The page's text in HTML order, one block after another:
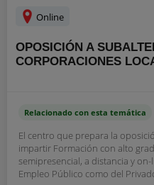
Online
OPOSICIÓN A
CORPORACIONES
Relacionado con esta temática
El centro que prepara la
impartir Formación con alto
semipresencial, a distancia y
Empleo Público como del